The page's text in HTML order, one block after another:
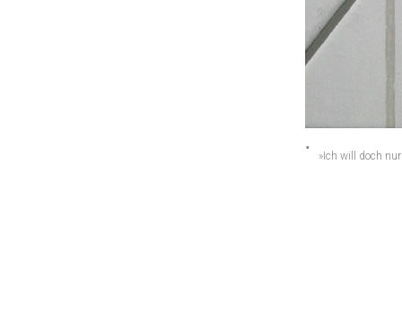
»Ich will doch